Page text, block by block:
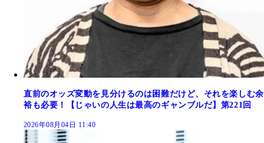
直前のオッズ変動を見分けるのは困難だけど、それを楽しむ余
裕も必要！【じゃいの人生は最高のギャンブルだ】第221回
2026年08月04日 11:40